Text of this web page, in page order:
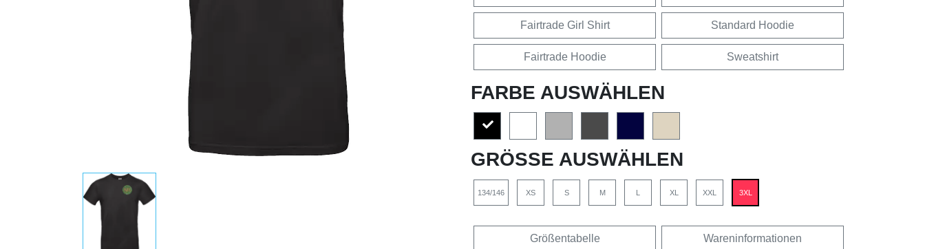
Fairtrade Girl Shirt Standard Hoodie
Fairtrade Hoodie Sweatshirt
FARBE AUSWÄHLEN
GRÖSSE AUSWÄHLEN
134/146 XS S M L XL XXL 3XL
Größentabelle Wareninformationen